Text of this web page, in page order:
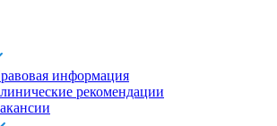
информация
рекомендации